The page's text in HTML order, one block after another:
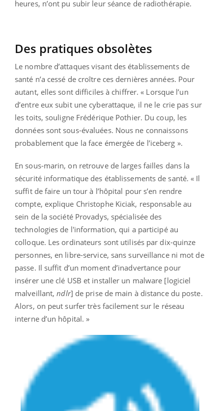
heures, n’ont pu subir leur séance de radiothérapie.
Des pratiques obsolètes
Le nombre d’attaques visant des établissements de
santé n’a cessé de croître ces dernières années. Pour
autant, elles sont difficiles à chiffrer. « Lorsque l’un
d’entre eux subit une cyberattaque, il ne le crie pas sur
les toits, souligne Frédérique Pothier. Du coup, les
données sont sous-évaluées. Nous ne connaissons
probablement que la face émergée de l’iceberg ».
En sous-marin, on retrouve de larges failles dans la
sécurité informatique des établissements de santé. « Il
suffit de faire un tour à l’hôpital pour s’en rendre
compte, explique Christophe Kiciak, responsable au
sein de la société Provadys, spécialisée des
technologies de l'information, qui a participé au
colloque. Les ordinateurs sont utilisés par dix-quinze
personnes, en libre-service, sans surveillance ni mot de
passe. Il suffit d’un moment d’inadvertance pour
insérer une clé USB et installer un malware [logiciel
malveillant,ndlr] de prise de main à distance du poste.
Alors, on peut surfer très facilement sur le réseau
interne d’un hôpital. »